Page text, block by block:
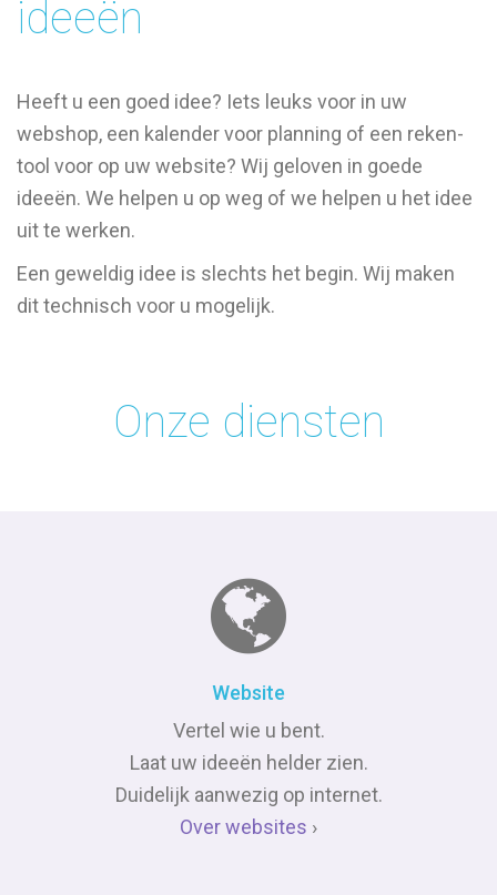
ideeën
Heeft u een goed idee? Iets leuks voor in uw
webshop, een kalender voor planning of een reken-
tool voor op uw website? Wij geloven in goede
ideeën. We helpen u op weg of we helpen u het idee
uit te werken.
Een geweldig idee is slechts het begin. Wij maken
dit technisch voor u mogelijk.
Onze diensten
Website
Vertel wie u bent.
Laat uw ideeën helder zien.
Duidelijk aanwezig op internet.
Over websites ›